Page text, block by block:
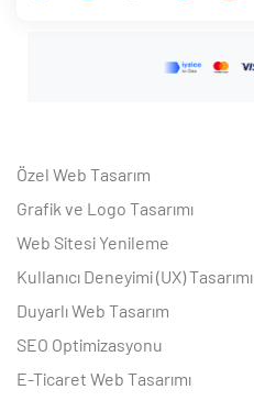
Özel Web Tasarım
Grafik ve Logo Tasarımı
Web Sitesi Yenileme
Kullanıcı Deneyimi (UX) Tasarımı
Duyarlı Web Tasarım
SEO Optimizasyonu
E-Ticaret Web Tasarımı